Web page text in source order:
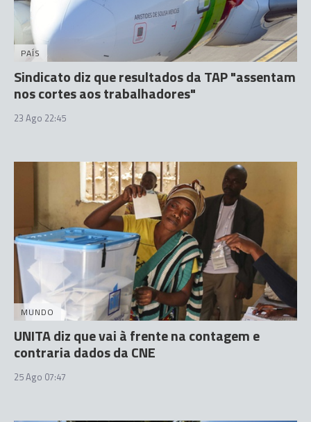
PAÍS
Sindicato diz que resultados da TAP "assentam
nos cortes aos trabalhadores"
23 Ago 22:45
MUNDO
UNITA diz que vai à frente na contagem e
contraria dados da CNE
25 Ago 07:47